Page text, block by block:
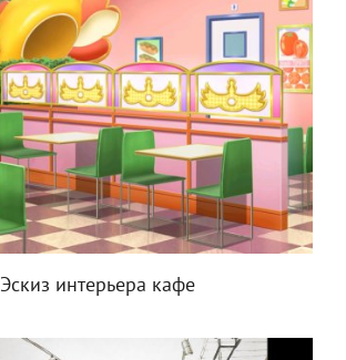
Эскиз интерьера кафе